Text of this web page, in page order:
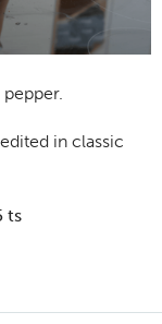
in classic
ts